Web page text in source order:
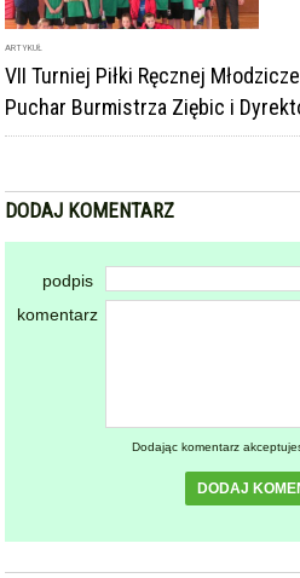
ARTYKUŁ
VII Turniej Piłki Ręcznej
Puchar Burmistrza Ziębic i
DODAJ KOMENTARZ
podpis
komentarz
Dodając komentarz
DODAJ